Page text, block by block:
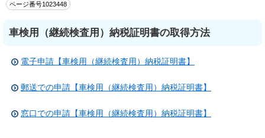
ページ番号1023448
車検用（継続検査用）納税証明書の取得方法
電子申請【車検用（継続検査用）納税証明書】
郵送での申請【車検用（継続検査用）納税証明書】
窓口での申請【車検用（継続検査用）納税証明書】